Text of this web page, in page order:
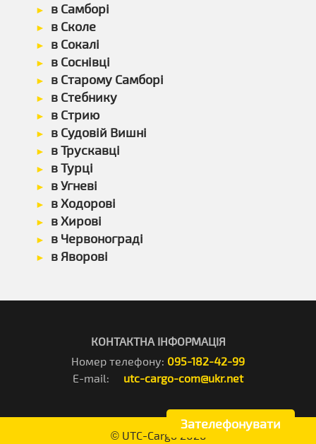
в Самборі
в Сколе
в Сокалі
в Соснівці
в Старому Самборі
в Стебнику
в Стрию
в Судовій Вишні
в Трускавці
в Турці
в Угневі
в Ходорові
в Хирові
в Червонограді
в Яворові
КОНТАКТНА ІНФОРМАЦІЯ
Номер телефону: 095-182-42-99
E-mail: utc-cargo-com@ukr.net
© UTC-Cargo 2026
Зателефонувати